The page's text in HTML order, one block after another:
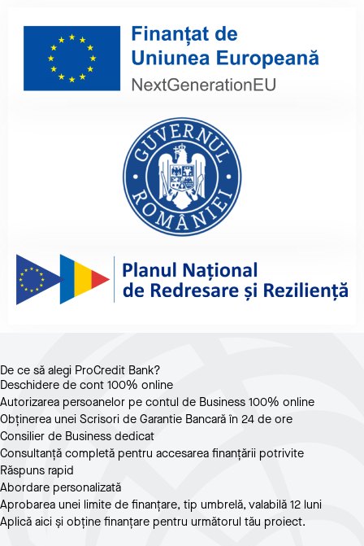
De ce să alegi ProCredit Bank?​
Deschidere de cont 100% online
Autorizarea persoanelor pe contul de Business 100% online
Obținerea unei Scrisori de Garantie Bancară în 24 de ore
Consilier de Business dedicat
Consultanță completă pentru accesarea finanțării potrivite
Răspuns rapid
Abordare personalizată
Aprobarea unei limite de finanțare, tip umbrelă, valabilă 12 luni
Aplică aici și obține finanțare pentru următorul tău proiect.